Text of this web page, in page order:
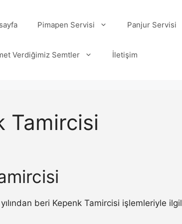
Pimapen Servisi Panjur Servisi
Verdiğimiz Semtler İletişim
Tamircisi
beri Kepenk Tamircisi işlemleriyle